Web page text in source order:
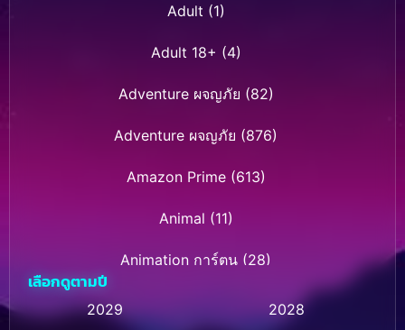
Adult (1)
Adult 18+ (4)
Adventure ผจญภัย (82)
Adventure ผจญภัย (876)
Amazon Prime(613)
Animal (11)
Animation การ์ตูน (28)
Animation การ์ตูน (236)
เลือกดูตามปี
2029
2028